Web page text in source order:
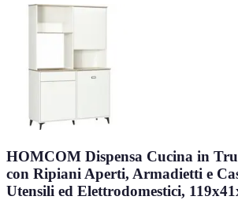
HOMCOM Dispensa Cucina in
con Ripiani Aperti, Armadietti e
Utensili ed Elettrodomestici,